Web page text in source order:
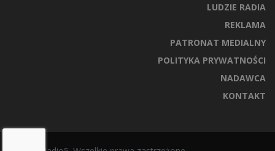
LUDZIE RADIA
REKLAMA
PATRONAT MEDIALNY
POLITYKA PRYWATNOŚCI
NADAWCA
KONTAKT